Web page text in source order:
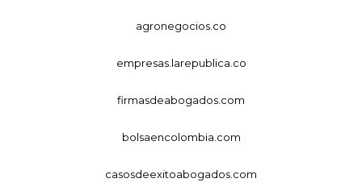
agronegocios.co
empresas.larepublica.co
firmasdeabogados.com
bolsaencolombia.com
casosdeexitoabogados.com